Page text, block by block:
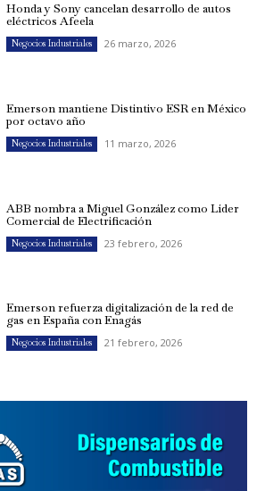
Honda y Sony cancelan desarrollo de autos
eléctricos Afeela
Negocios Industriales 26 marzo, 2026
Emerson mantiene Distintivo ESR en México
por octavo año
Negocios Industriales 11 marzo, 2026
ABB nombra a Miguel González como Líder
Comercial de Electrificación
Negocios Industriales 23 febrero, 2026
Emerson refuerza digitalización de la red de
gas en España con Enagás
Negocios Industriales 21 febrero, 2026